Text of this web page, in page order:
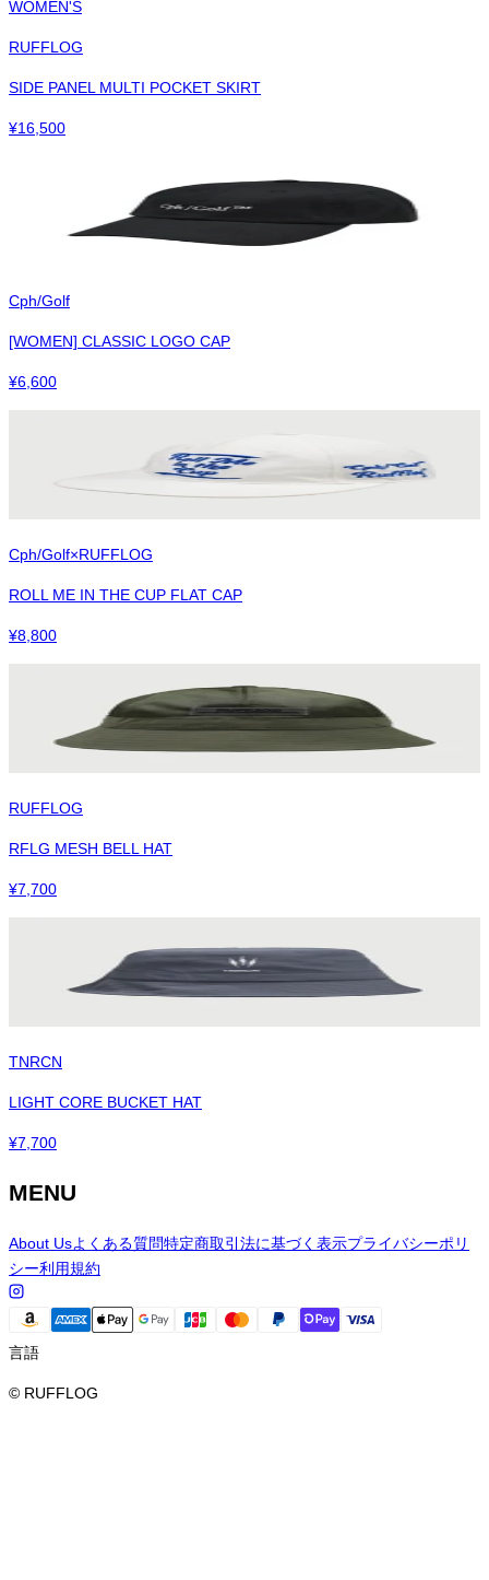
WOMEN'S
RUFFLOG
SIDE PANEL MULTI POCKET SKIRT
¥16,500
Cph/Golf
[WOMEN] CLASSIC LOGO CAP
¥6,600
Cph/Golf×RUFFLOG
ROLL ME IN THE CUP FLAT CAP
¥8,800
RUFFLOG
RFLG MESH BELL HAT
¥7,700
TNRCN
LIGHT CORE BUCKET HAT
¥7,700
MENU
About Usよくある質問特定商取引法に基づく表示プライバシーポリ
シー利用規約
言語
© RUFFLOG